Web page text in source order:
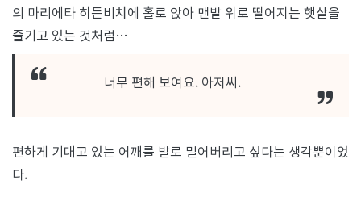
의 마리에타 히든비치에 홀로 앉아 맨발 위로 떨어지는 햇살을
즐기고 있는 것처럼…
너무 편해 보여요. 아저씨.
편하게 기대고 있는 어깨를 발로 밀어버리고 싶다는 생각뿐이었
다.